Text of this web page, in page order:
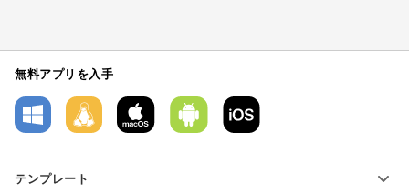
無料アプリを入手
テンプレート